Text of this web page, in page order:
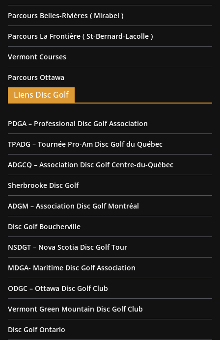
Parcours Belles-Rivières ( Mirabel )
Parcours La Frontière ( St-Bernard-Lacolle )
Vermont Courses
Parcours Ottawa
Liens Disc Golf
PDGA – Professional Disc Golf Association
TPADG – Tournée Pro-Am Disc Golf du Québec
ADGCQ – Association Disc Golf Centre-du-Québec
Sherbrooke Disc Golf
ADGM – Association Disc Golf Montréal
Disc Golf Boucherville
NSDGT – Nova Scotia Disc Golf Tour
MDGA- Maritime Disc Golf Association
ODGC – Ottawa Disc Golf Club
Vermont Green Mountain Disc Golf Club
Disc Golf Ontario